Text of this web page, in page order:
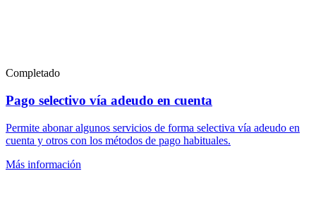
Completado
Pago selectivo vía adeudo en cuenta
Permite abonar algunos servicios de forma selectiva vía adeudo en
cuenta y otros con los métodos de pago habituales.
Más información